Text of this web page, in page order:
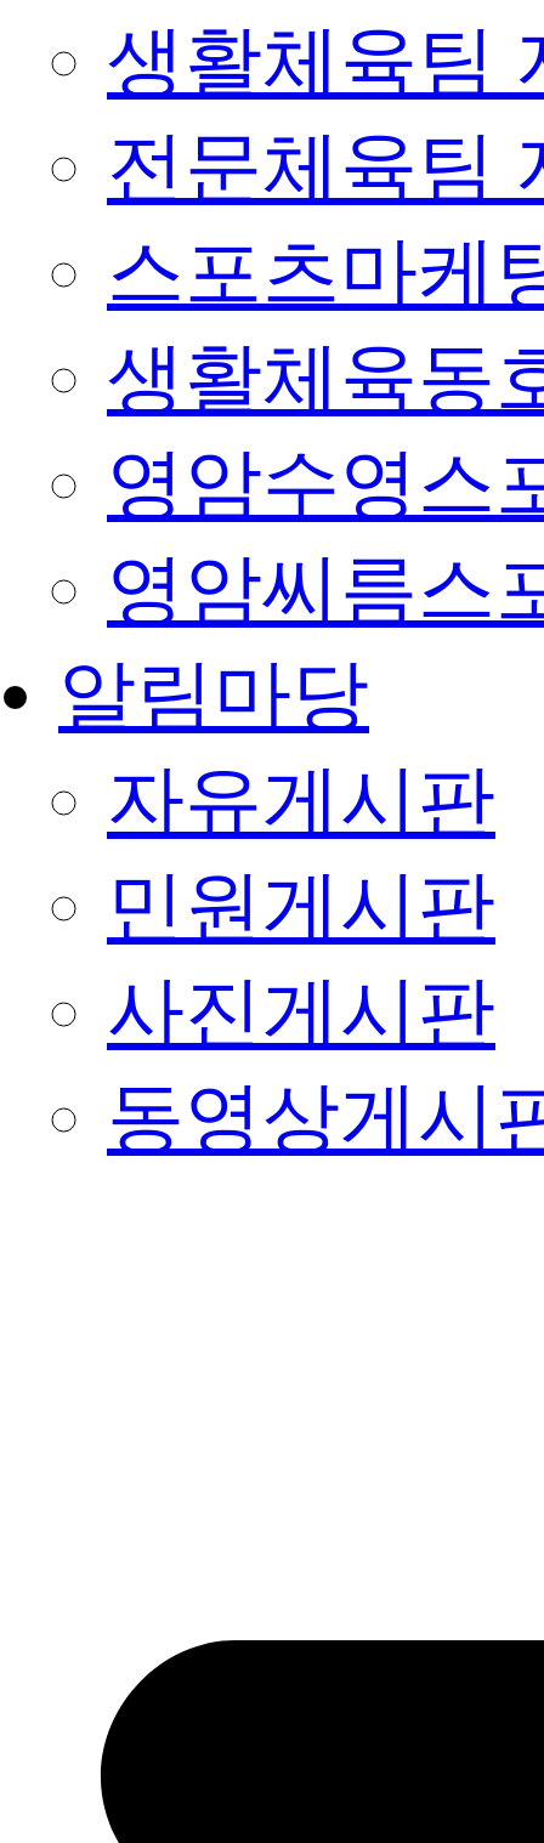
생활체육팀
전문체육팀
스포츠마케
생활체육동
영암수영스
영암씨름스
알림마당
자유게시판
민원게시판
사진게시판
동영상게시